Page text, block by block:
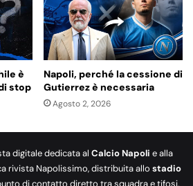
è
stop
Napoli, perché la cessione di
Gutierrez è necessaria
Agosto 2, 2026
digitale dedicata al Calcio Napoli e alla
rivista Napolissimo, distribuita allo stadio
di contatto diretto tra squadra e tifosi,